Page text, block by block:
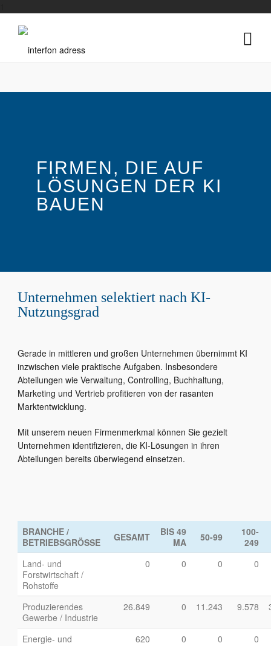
FIRMEN, DIE AUF
LÖSUNGEN DER KI
BAUEN
Unternehmen selektiert nach KI-
Nutzungsgrad
Gerade in mittleren und großen Unternehmen übernimmt KI
inzwischen viele praktische Aufgaben. Insbesondere
Abteilungen wie Verwaltung, Controlling, Buchhaltung,
Marketing und Vertrieb profitieren von der rasanten
Marktentwicklung.
Mit unserem neuen Firmenmerkmal können Sie gezielt
Unternehmen identifizieren, die KI-Lösungen in ihren
Abteilungen bereits überwiegend einsetzen.
BRANCHE /
BETRIEBSGRÖSSE
GESAMT
BIS 49
MA
50-99
100-
249
Land- und
Forstwirtschaft /
Rohstoffe
0 0 0 0
Produzierendes
Gewerbe / Industrie
26.849 0 11.243 9.578
Energie- und
620 0 0 0